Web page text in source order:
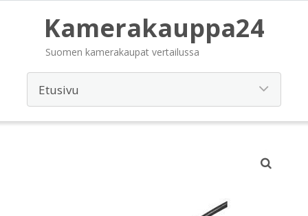
Kamerakauppa24
Suomen kamerakaupat vertailussa